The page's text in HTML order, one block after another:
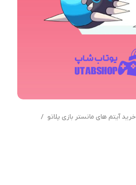
خرید آیتم های مانستر بازی پلاتو